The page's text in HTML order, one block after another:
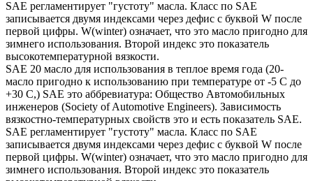
SAE регламентирует "густоту" масла. Класс по SAE
записывается двумя индексами через дефис с буквой W после
первой цифры. W(winter) означает, что это масло пригодно для
зимнего использования. Второй индекс это показатель
высокотемпературной вязкости.
SAE 20 масло для использования в теплое время года (20-
масло пригодно к использованию при температуре от -5 С до
+30 С,) SAE это аббревиатура: Общество Автомобильных
инженеров (Society of Automotive Engineers). Зависимость
вязкостно-температурных свойств это и есть показатель SAE.
SAE регламентирует "густоту" масла. Класс по SAE
записывается двумя индексами через дефис с буквой W после
первой цифры. W(winter) означает, что это масло пригодно для
зимнего использования. Второй индекс это показатель